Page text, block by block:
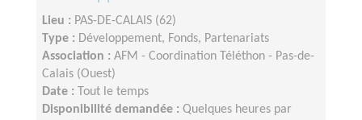
Lieu : PAS-DE-CALAIS (62)
Type : Développement, Fonds, Partenariats
Association : AFM - Coordination Téléthon - Pas-de-
Calais (Ouest)
Date :
Tout le temps
Disponibilité demandée : Quelques heures par